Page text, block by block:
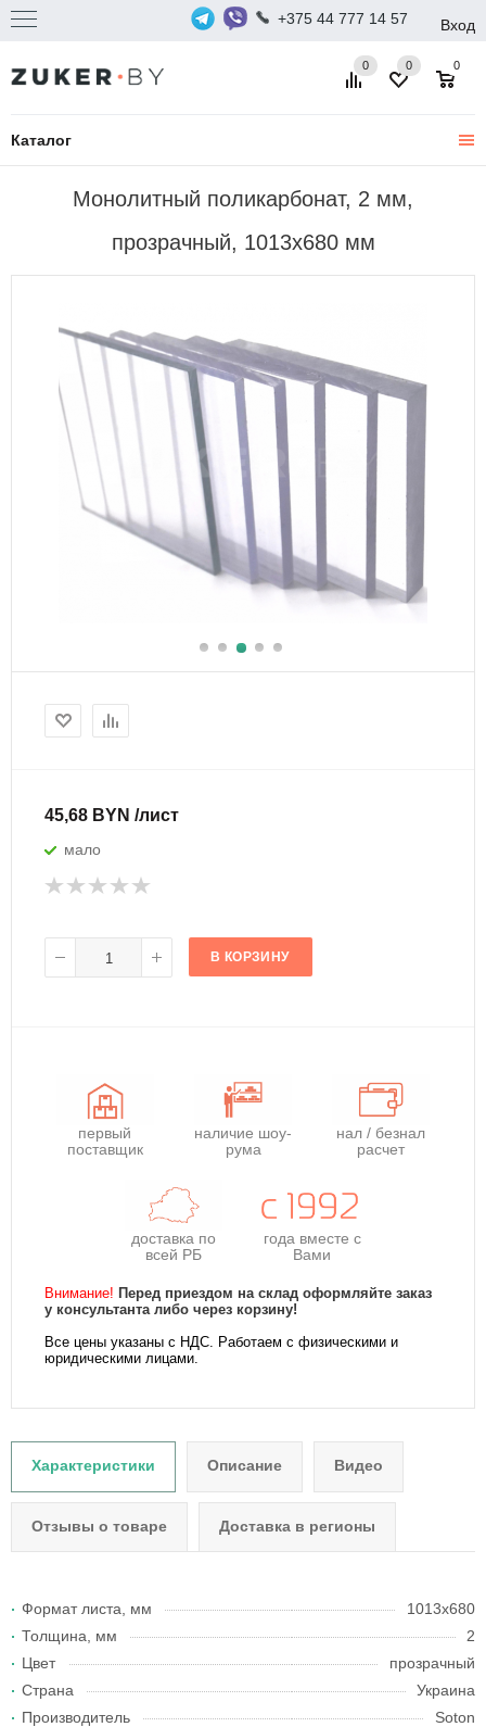
+375 44 777 14 57 Вход
Каталог
0 0
0
Монолитный поликарбонат, 2 мм,
прозрачный, 1013х680 мм
45,68 BYN /лист
мало
В КОРЗИНУ
первый
поставщик
наличие шоу-
рума
нал / безнал
расчет
доставка по
всей РБ
года вместе с
Вами
Внимание! Перед приездом на склад оформляйте заказ
у консультанта либо через корзину!
Все цены указаны с НДС. Работаем с физическими и
юридическими лицами.
Характеристики Описание Видео
Отзывы о товаре Доставка в регионы
Формат листа, мм
1013x680
Толщина, мм
2
Цвет
прозрачный
Страна
Украина
Производитель
Soton